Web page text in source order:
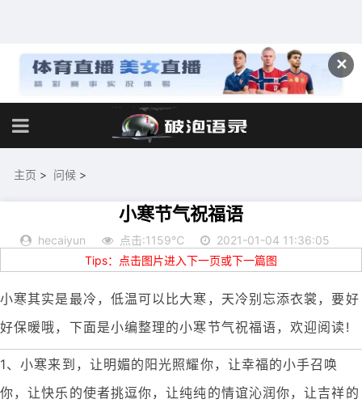
✕
主页 > 问候 >
小寒节气祝福语
hecaiyun 点击:1159℃
2021-01-04 11:36:05
Tips：点击图片进入下一页或下一篇图
小寒其实是最冷，低温可以比大寒，天冷别忘添衣裳，要好
好保暖哦，下面是小编整理的小寒节气祝福语，欢迎阅读!
1、小寒来到，让明媚的阳光照耀你，让幸福的小手召唤
你，让快乐的使者挑逗你，让纯纯的情谊沁润你，让吉祥的